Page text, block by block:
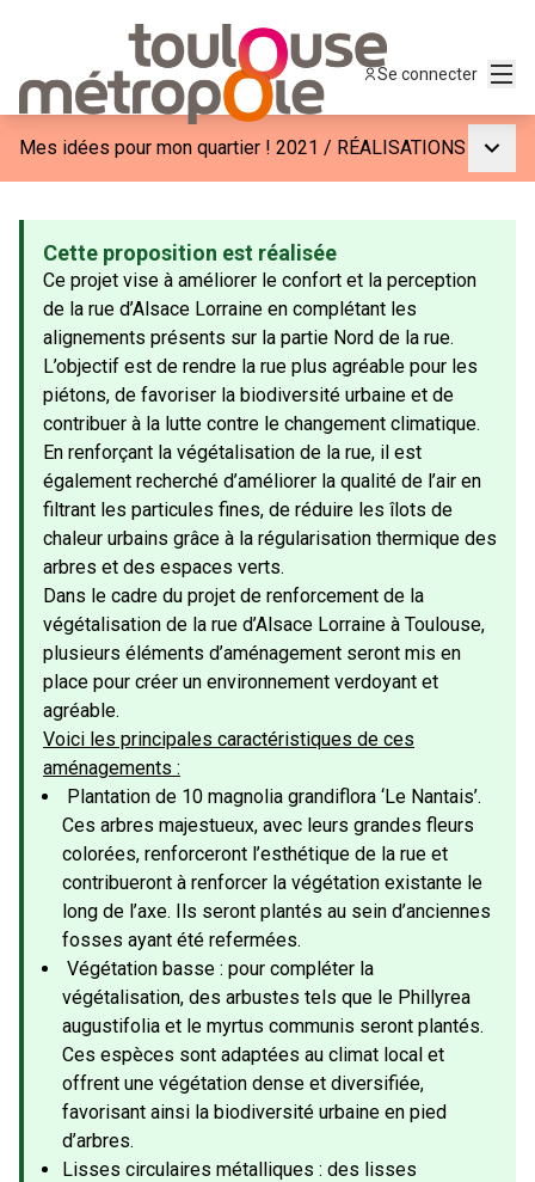
Se connecter
Mes idées pour mon quartier ! 2021 / RÉALISATIONS
Cette proposition est réalisée
Ce projet vise à améliorer le confort et la perception
de la rue d’Alsace Lorraine en complétant les
alignements présents sur la partie Nord de la rue.
L’objectif est de rendre la rue plus agréable pour les
piétons, de favoriser la biodiversité urbaine et de
contribuer à la lutte contre le changement climatique.
En renforçant la végétalisation de la rue, il est
également recherché d’améliorer la qualité de l’air en
filtrant les particules fines, de réduire les îlots de
chaleur urbains grâce à la régularisation thermique des
arbres et des espaces verts.
Dans le cadre du projet de renforcement de la
végétalisation de la rue d’Alsace Lorraine à Toulouse,
plusieurs éléments d’aménagement seront mis en
place pour créer un environnement verdoyant et
agréable.
Voici les principales caractéristiques de ces
aménagements :
Plantation de 10 magnolia grandiflora ‘Le Nantais’.
Ces arbres majestueux, avec leurs grandes fleurs
colorées, renforceront l’esthétique de la rue et
contribueront à renforcer la végétation existante le
long de l’axe. Ils seront plantés au sein d’anciennes
fosses ayant été refermées.
Végétation basse : pour compléter la
végétalisation, des arbustes tels que le Phillyrea
augustifolia et le myrtus communis seront plantés.
Ces espèces sont adaptées au climat local et
offrent une végétation dense et diversifiée,
favorisant ainsi la biodiversité urbaine en pied
d’arbres.
Lisses circulaires métalliques : des lisses